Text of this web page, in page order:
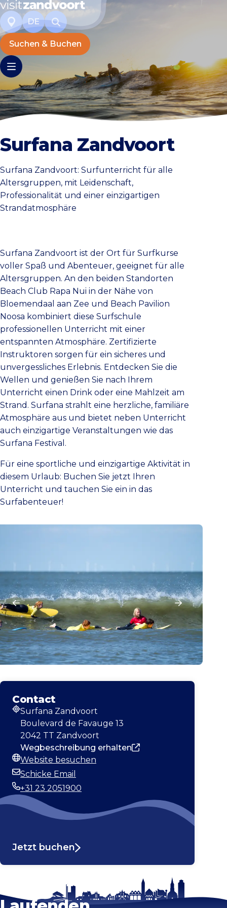
DE
Suchen & Buchen
Surfana Zandvoort
Surfana Zandvoort: Surfunterricht für alle
Altersgruppen, mit Leidenschaft,
Professionalität und einer einzigartigen
Strandatmosphäre
Surfana Zandvoort ist der Ort für Surfkurse
voller Spaß und Abenteuer, geeignet für alle
Altersgruppen. An den beiden Standorten
Beach Club Rapa Nui in der Nähe von
Bloemendaal aan Zee und Beach Pavilion
Noosa kombiniert diese Surfschule
professionellen Unterricht mit einer
entspannten Atmosphäre. Zertifizierte
Instruktoren sorgen für ein sicheres und
unvergessliches Erlebnis. Entdecken Sie die
Wellen und genießen Sie nach Ihrem
Unterricht einen Drink oder eine Mahlzeit am
Strand. Surfana strahlt eine herzliche, familiäre
Atmosphäre aus und bietet neben Unterricht
auch einzigartige Veranstaltungen wie das
Surfana Festival.
Für eine sportliche und einzigartige Aktivität in
diesem Urlaub: Buchen Sie jetzt Ihren
Unterricht und tauchen Sie ein in das
Surfabenteuer!
Contact
Adresse
Surfana Zandvoort
Boulevard de Favauge 13
2042 TT Zandvoort
Wegbeschreibung erhalten
Webseite
Website besuchen
E-Mail-Adresse
Schicke Email
Telefonnummer
+31 23 2051900
Jetzt buchen
Karte vergrößern
Bleib auf dem